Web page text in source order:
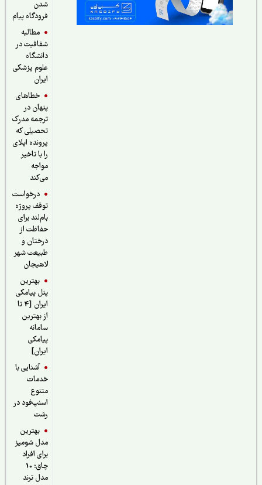
فرودگاه پیام
مطالبه
شفافیت در
دانشگاه
علوم پزشکی
خطاهای
پنهان در
ترجمه مدرک
تحصیلی که
پرونده اپلای
را با تاخیر
درخواست
توقف پروژه
بام‌لند برای
حفاظت از
درختان و
طبیعت شهر
لاهیجان
بهترین
پنل پیامکی
ایران [4 تا
از بهترین
سامانه
پیامکی
آشنایی با
خدمات
اسنپ‌فود در
بهترین
مدل شومیز
برای افراد
چاق؛ 10
مدل ترند